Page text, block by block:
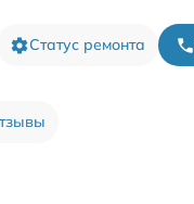
Статус ремонта